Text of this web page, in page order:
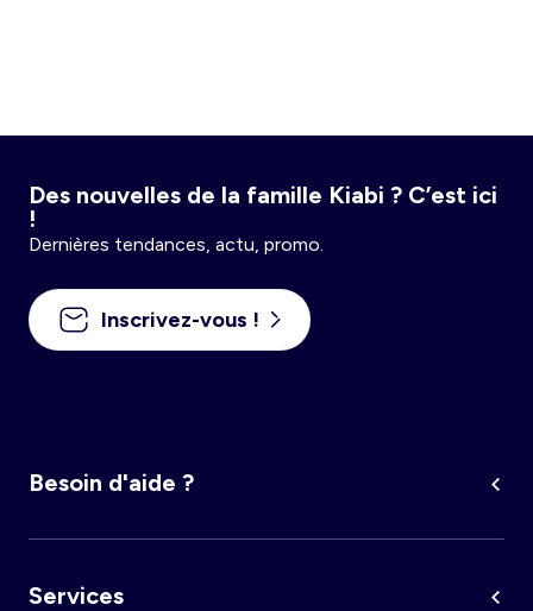
Des nouvelles de la famille Kiabi ? C’est ici
!
Dernières tendances, actu, promo.
Inscrivez-vous !
Besoin d'aide ?
Services